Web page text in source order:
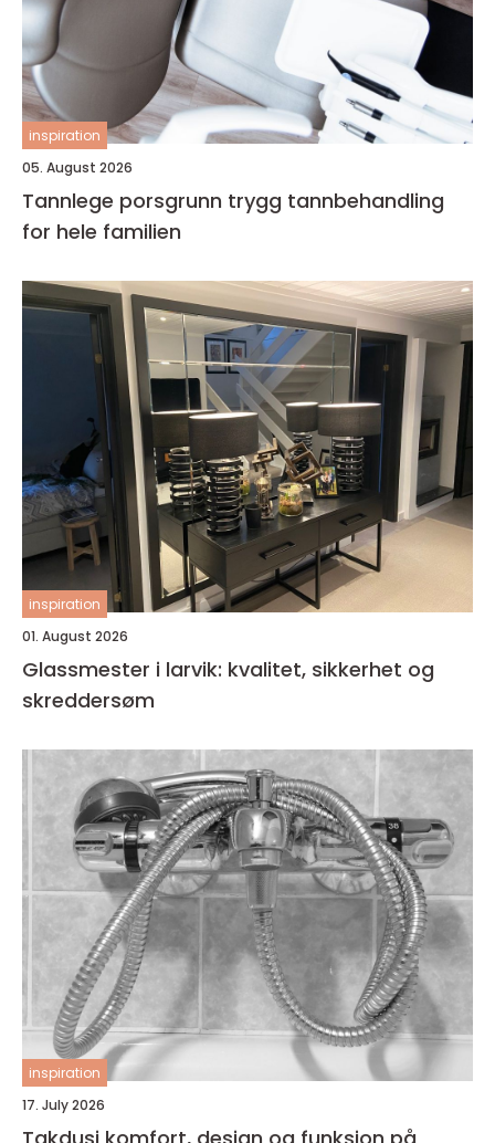
inspiration
05. August 2026
Tannlege porsgrunn trygg tannbehandling
for hele familien
inspiration
01. August 2026
Glassmester i larvik: kvalitet, sikkerhet og
skreddersøm
inspiration
17. July 2026